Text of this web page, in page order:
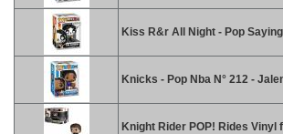
Kiss R&r All Night - Pop
Knicks - Pop Nba N° 212 -
Knight Rider POP! Rides